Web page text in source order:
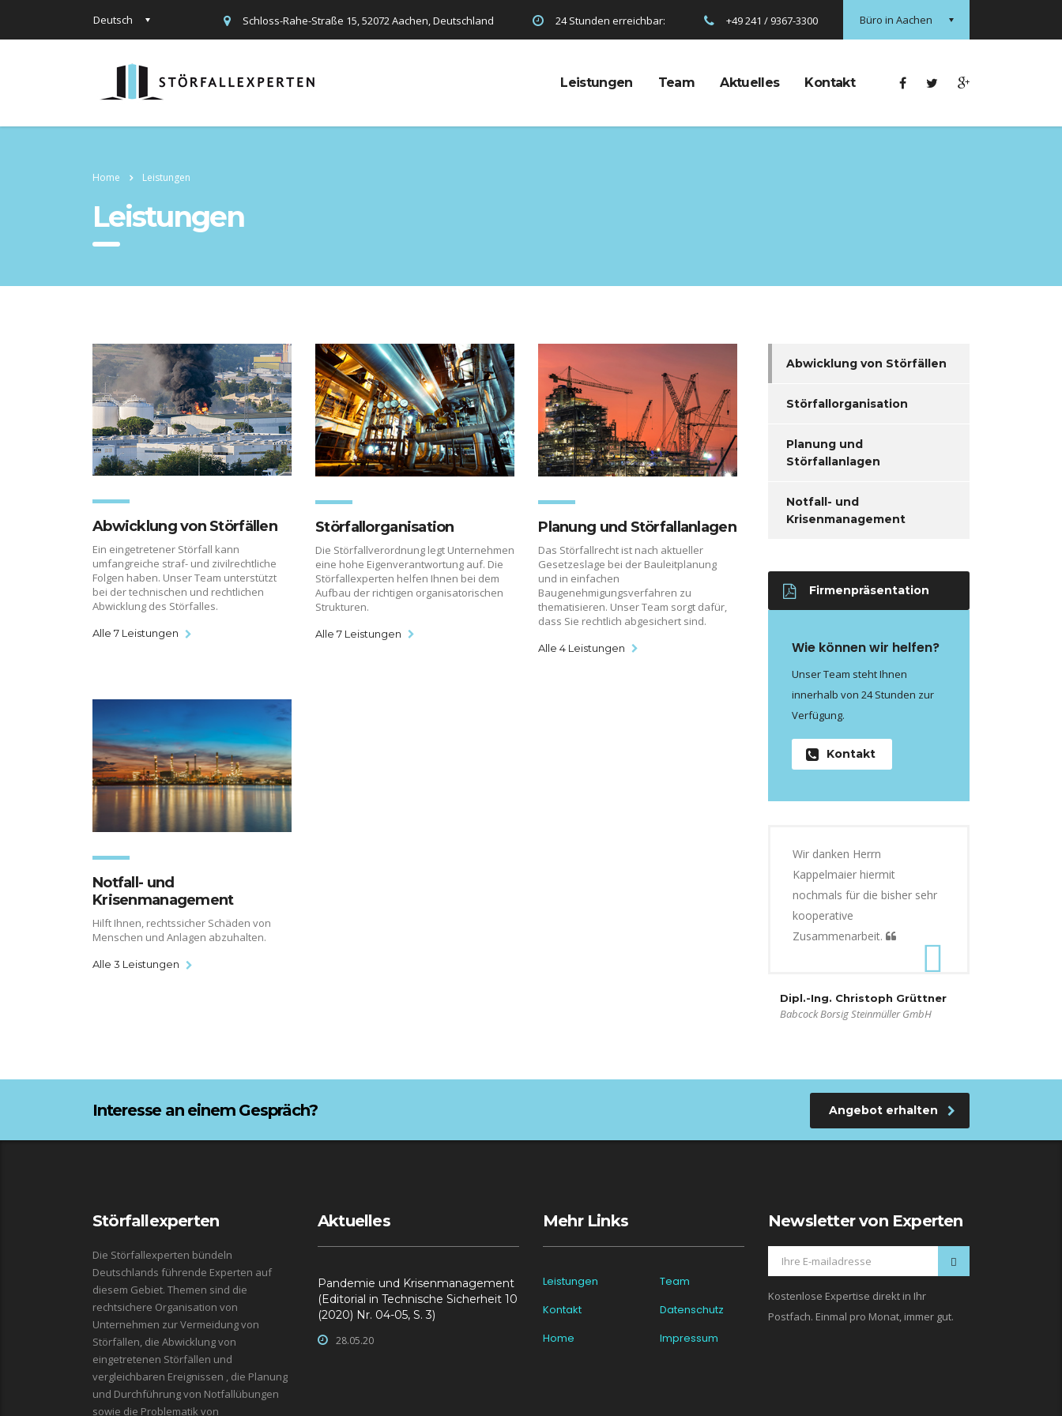
Deutsch Büro in Aachen
Schloss-Rahe-Straße 15, 52072 Aachen, Deutschland 24 Stunden erreichbar: +49 241 / 9367-3300
Leistungen Team Aktuelles Kontakt
Home Leistungen
Leistungen
Abwicklung von Störfällen
Ein eingetretener Störfall kann
umfangreiche straf- und zivilrechtliche
Folgen haben. Unser Team unterstützt
bei der technischen und rechtlichen
Abwicklung des Störfalles.
Alle 7 Leistungen
Störfallorganisation
Die Störfallverordnung legt Unternehmen
eine hohe Eigenverantwortung auf. Die
Störfallexperten helfen Ihnen bei dem
Aufbau der richtigen organisatorischen
Strukturen.
Alle 7 Leistungen
Planung und Störfallanlagen
Das Störfallrecht ist nach aktueller
Gesetzeslage bei der Bauleitplanung
und in einfachen
Baugenehmigungsverfahren zu
thematisieren. Unser Team sorgt dafür,
dass Sie rechtlich abgesichert sind.
Alle 4 Leistungen
Notfall- und
Krisenmanagement
Hilft Ihnen, rechtssicher Schäden von
Menschen und Anlagen abzuhalten.
Alle 3 Leistungen
Abwicklung von Störfällen
Störfallorganisation
Planung und
Störfallanlagen
Notfall- und
Krisenmanagement
Firmenpräsentation
Wie können wir helfen?
Unser Team steht Ihnen
innerhalb von 24 Stunden zur
Verfügung.
Kontakt
Wir danken Herrn
Kappelmaier hiermit
nochmals für die bisher sehr
kooperative
Zusammenarbeit.
Dipl.-Ing. Christoph Grüttner
Babcock Borsig Steinmüller GmbH
Interesse an einem Gespräch? Angebot erhalten
Störfallexperten
Die Störfallexperten bündeln
Deutschlands führende Experten auf
diesem Gebiet. Themen sind die
rechtsichere Organisation von
Unternehmen zur Vermeidung von
Störfällen, die Abwicklung von
eingetretenen Störfällen und
vergleichbaren Ereignissen , die Planung
und Durchführung von Notfallübungen
sowie die Problematik von
Aktuelles
Pandemie und Krisenmanagement
(Editorial in Technische Sicherheit 10
(2020) Nr. 04-05, S. 3)
28.05.20
Mehr Links
Leistungen
Team
Kontakt
Datenschutz
Home
Impressum
Newsletter von Experten
Kostenlose Expertise direkt in Ihr
Postfach. Einmal pro Monat, immer gut.